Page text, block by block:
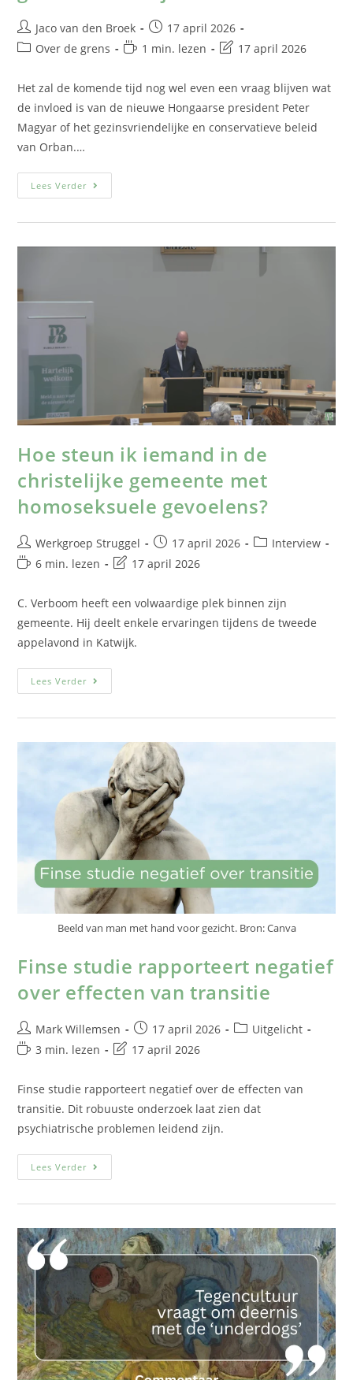
Jaco van den Broek
17 april 2026
Over de grens
1 min. lezen 17 april 2026
Het zal de komende tijd nog wel even een vraag blijven wat
de invloed is van de nieuwe Hongaarse president Peter
Magyar of het gezinsvriendelijke en conservatieve beleid
van Orban.…
Lees Verder
Hoe steun ik iemand in de
christelijke gemeente met
homoseksuele gevoelens?
Werkgroep Struggel 17 april 2026
Interview
6 min. lezen
17 april 2026
C. Verboom heeft een volwaardige plek binnen zijn
gemeente. Hij deelt enkele ervaringen tijdens de tweede
appelavond in Katwijk.
Lees Verder
Beeld van man met hand voor gezicht. Bron: Canva
Finse studie rapporteert negatief
over effecten van transitie
Mark Willemsen 17 april 2026
Uitgelicht
3 min. lezen
17 april 2026
Finse studie rapporteert negatief over de effecten van
transitie. Dit robuuste onderzoek laat zien dat
psychiatrische problemen leidend zijn.
Lees Verder